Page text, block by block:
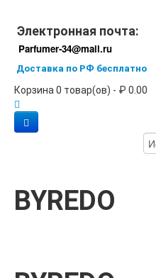
Электронная почта:
Parfumer-34@mail.ru
Доставка по РФ бесплатно
Корзина 0 товар(ов) - ₽ 0.00
BYREDO